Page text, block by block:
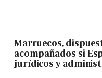
Marruecos,
acompañados si
jurídicos y